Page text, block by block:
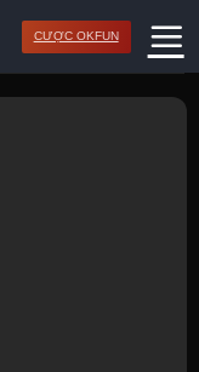
CƯỢC OKFUN